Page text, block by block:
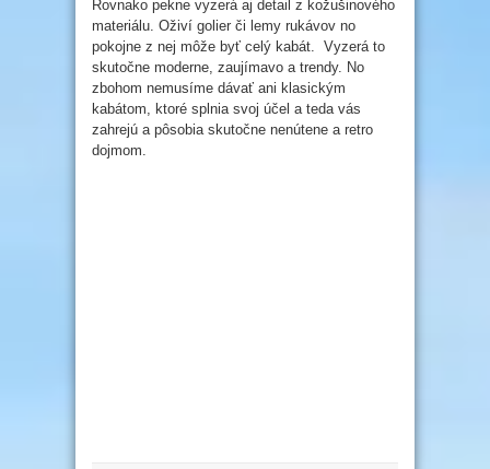
Rovnako pekne vyzerá aj detail z kožušinového
materiálu. Oživí golier či lemy rukávov no
pokojne z nej môže byť celý kabát.
Vyzerá to
skutočne moderne, zaujímavo a trendy. No
zbohom nemusíme dávať ani klasickým
kabátom, ktoré splnia svoj účel a teda vás
zahrejú a pôsobia skutočne nenútene a retro
dojmom.